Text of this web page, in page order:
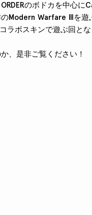
のボドカを中心
Modern Warfare IIIを遊
ラボスキンで遊ぶ回とな
、是非ご覧ください！